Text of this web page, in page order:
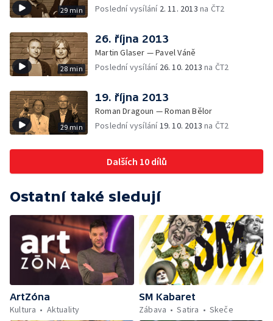
29 min
Poslední vysílání 2. 11. 2013 na ČT2
28 min
26. října 2013
Martin Glaser — Pavel Váně
Poslední vysílání 26. 10. 2013 na ČT2
29 min
19. října 2013
Roman Dragoun — Roman Bělor
Poslední vysílání19. 10. 2013 na ČT2
Dalších 10 dílů
Ostatní také sledují
ArtZóna
Kultura
Aktuality
SM Kabaret
Zábava
Satira Skeče